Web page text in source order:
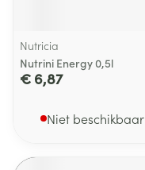
Nutricia
Nutrini Energy 0,5l
€ 6,87
Niet beschikbaar